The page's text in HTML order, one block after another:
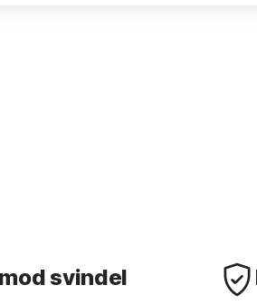
svindel